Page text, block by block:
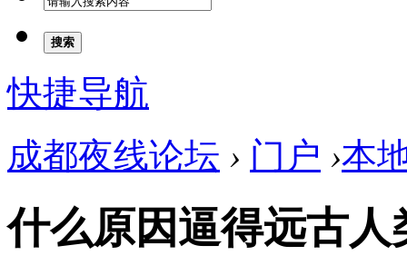
搜索
快捷导航
成都夜线论坛 › 门户 ›本
什么原因逼得远古